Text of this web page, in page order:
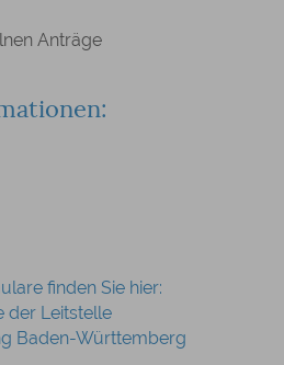
Anträge
finden Sie hier:
der Leitstelle
Baden-Württemberg